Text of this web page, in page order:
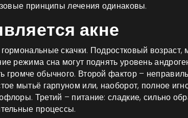
принципы лечения одинаковы.
акне
скачки. Подростковый возраст,
режима сна могут поднять уровень
громче обычного. Второй фактор –
мытьё гарпуном или, наоборот, полное
Третий – питание: сладкие, сильно
процессы.